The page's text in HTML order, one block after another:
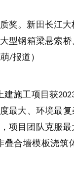
奖。新田长江
型钢箱梁悬索
/报道）
建施工项目获
最大、环境最
项目团队克服
合墙模板浇